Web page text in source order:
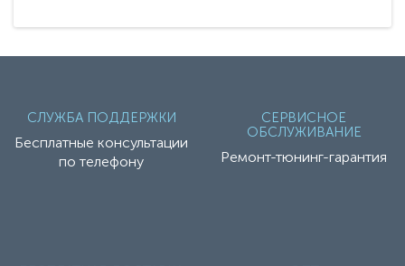
СЛУЖБА ПОДДЕРЖКИ
Бесплатные консультации
по телефону
СЕРВИСНОЕ
ОБСЛУЖИВАНИЕ
Ремонт-тюнинг-гарантия